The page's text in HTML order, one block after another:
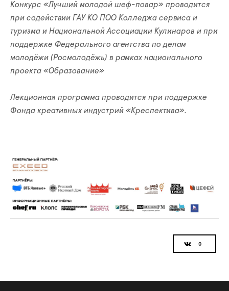
Конкурс «Лучший молодой шеф-повар» проводится
при содействии ГАУ КО ПОО Колледжа сервиса и
туризма и Национальной Ассоциации Кулинаров и при
поддержке Федерального агентства по делам
молодёжи (Росмолодёжь) в рамках национального
проекта «Образование»
Лекционная программа проводится при поддержке
Фонда креативных индустрий «Креспектива».